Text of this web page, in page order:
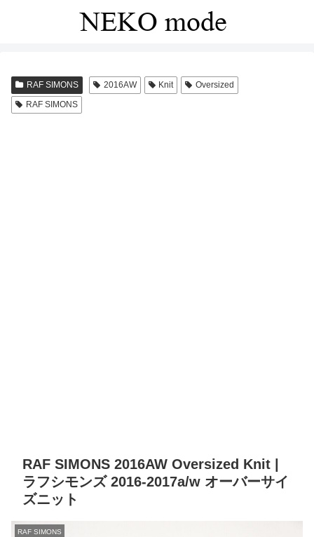
RAF SIMONS 2016AW Knit
Oversized
RAF SIMONS
RAF SIMONS 2016AW Oversized Knit |
ラフシモンズ 2016-2017a/w オーバーサイ
ズニット
RAF SIMONS